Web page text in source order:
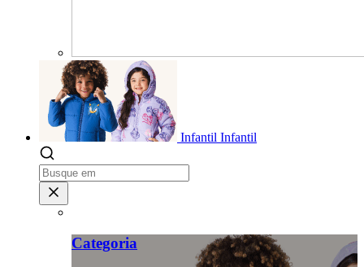
Infantil Infantil
Categoria